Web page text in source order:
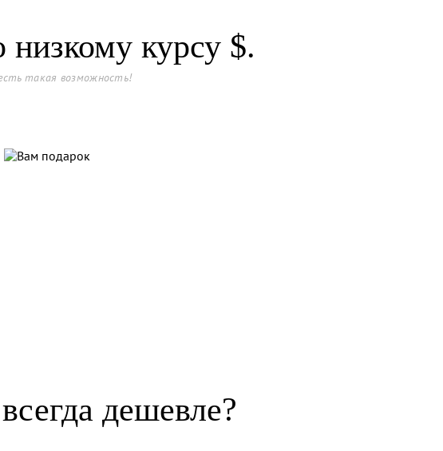
курсу $.
такая возможность!
дешевле?